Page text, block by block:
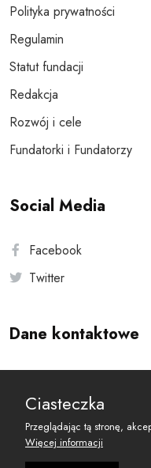
Polityka prywatności
Regulamin
Statut fundacji
Redakcja
Rozwój i cele
Fundatorki i Fundatorzy
Social Media
Facebook
Twitter
Dane kontaktowe
Ciasteczka
Przeglądając tą stronę,
Więcej informacji